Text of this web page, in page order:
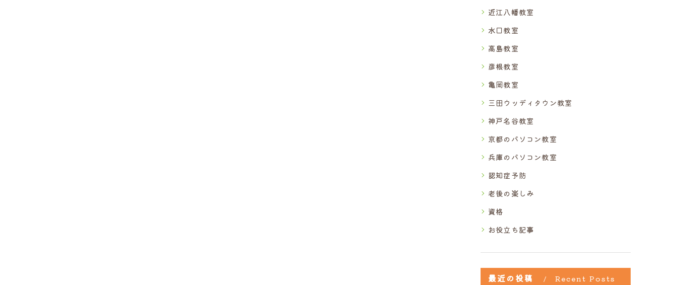
近江八幡教室
水口教室
高島教室
彦根教室
亀岡教室
三田ウッディタウン教室
神戸名谷教室
京都のパソコン教室
兵庫のパソコン教室
認知症予防
老後の楽しみ
資格
お役立ち記事
最近の投稿 Recent Posts